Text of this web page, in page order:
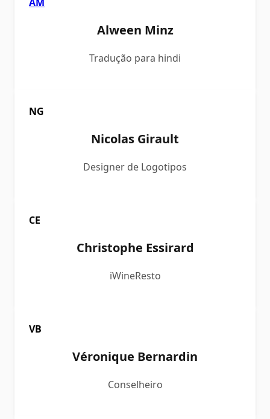
Alween Minz
Tradução para hindi
NG
Nicolas Girault
Designer de Logotipos
CE
Christophe Essirard
iWineResto
VB
Véronique Bernardin
Conselheiro